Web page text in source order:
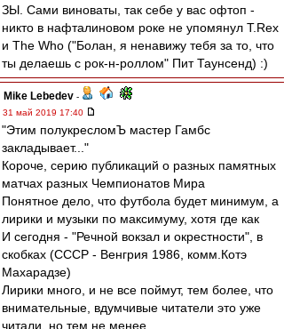
ЗЫ. Сами виноваты, так себе у вас офтоп -
никто в нафталиновом роке не упомянул T.Rex
и The Who ("Болан, я ненавижу тебя за то, что
ты делаешь с рок-н-роллом" Пит Таунсенд) :)
Mike Lebedev -
31 май 2019 17:40
"Этим полукресломЪ мастер Гамбс
закладывает..."
Короче, серию публикаций о разных памятных
матчах разных Чемпионатов Мира
Понятное дело, что футбола будет минимум, а
лирики и музыки по максимуму, хотя где как
И сегодня - "Речной вокзал и окрестности", в
скобках (СССР - Венгрия 1986, комм.Котэ
Махарадзе)
Лирики много, и не все поймут, тем более, что
внимательные, вдумчивые читатели это уже
читали, но тем не менее